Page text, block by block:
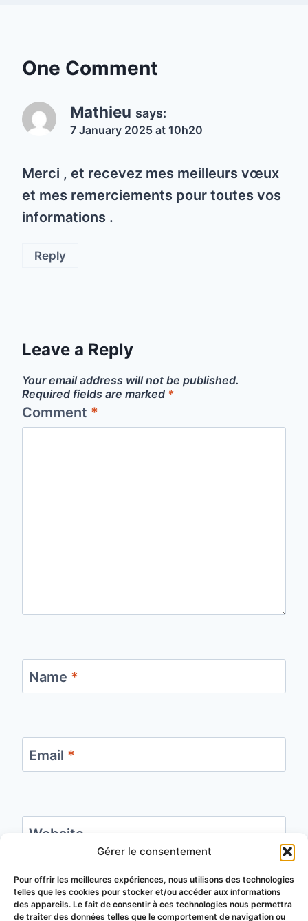
Gérer le consentement
Pour offrir les meilleures expériences, nous utilisons des technologies
telles que les cookies pour stocker et/ou accéder aux informations
des appareils. Le fait de consentir à ces technologies nous permettra
de traiter des données telles que le comportement de navigation ou
One Comment
Mathieu says:
7 January 2025 at 10h20
Merci , et recevez mes meilleurs vœux
et mes remerciements pour toutes vos
informations .
Reply
Leave a Reply
Your email address will not be published.
Required fields are marked *
Comment *
Name *
Email *
Website
Save my name, email, and website in this
browser for the next time I comment.